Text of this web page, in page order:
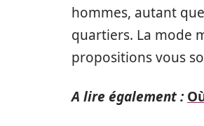
hommes, autant
quartiers. La mode
propositions vous
A lire également :